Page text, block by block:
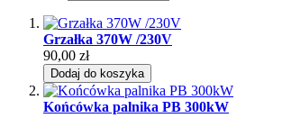
Grzałka 370W /230V
90,00 zł
Dodaj do koszyka
Końcówka palnika PB 300kW